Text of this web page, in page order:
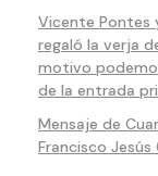
Vicente Pontes
regaló la verja
motivo
de la entrada
Mensaje de
Francisco